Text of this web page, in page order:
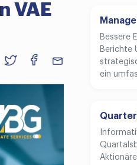
VAE
Bessere
Berichte
ein